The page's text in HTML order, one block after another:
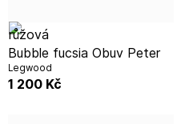
Bubble fucsia Obuv Peter
Legwood
1 200 Kč